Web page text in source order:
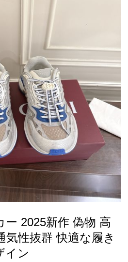
ーパーコピー バッグ最新モデルが登場。
ー 2025新作 偽物 高
気性抜群 快適な履き
イン